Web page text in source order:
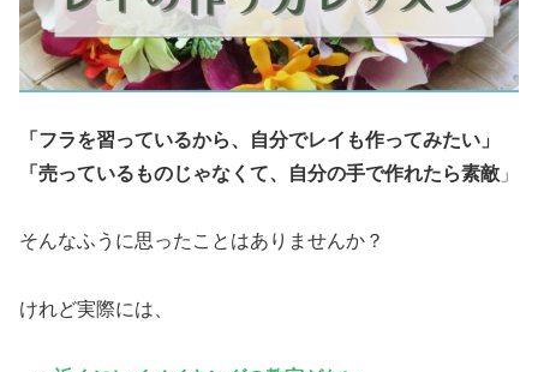
「フラを習っているから、自分でレイも作ってみたい」
「売っているものじゃなくて、自分の手で作れたら素敵 」
そんなふうに思ったことはありませんか？
けれど実際には、